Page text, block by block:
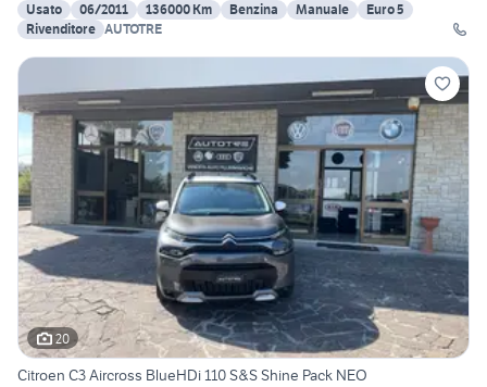
Usato
06/2011 136000 Km Benzina Manuale
Euro 5
Rivenditore AUTOTRE
20
Citroen C3 Aircross BlueHDi 110 S&S Shine Pack NEO